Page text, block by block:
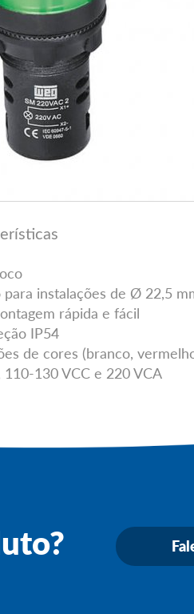
instalações de Ø 22,5
rápida e fácil
IP54
de cores (branco,
110-130 VCC e 220 VCA